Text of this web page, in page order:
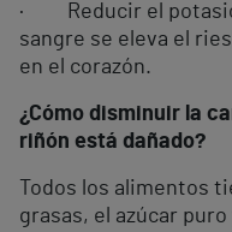
· Reducir el
sangre se eleva el
en el corazón.
¿Cómo disminuir la
riñón está dañado?
Todos los alimentos
grasas, el azúcar